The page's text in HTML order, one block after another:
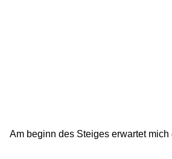
Am beginn des Steiges erwartet